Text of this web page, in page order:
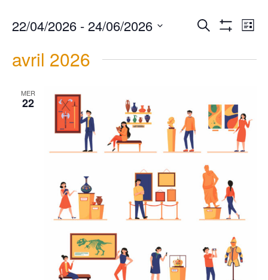
navigation
deRecherche
de
vues
Évènement
List
22/04/2026 - 24/06/2026
avril 2026
MER
22